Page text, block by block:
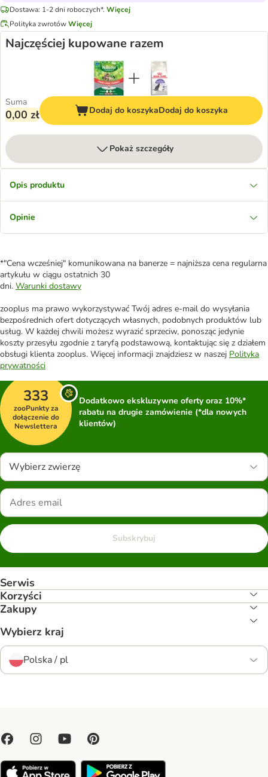
Dostawa: 1-2 dni roboczych*. Więcej
Polityka zwrotówWięcej
Najczęściej kupowane razem
Suma
0,00 zł Dodaj do koszykaDodaj do koszyka
Pokaż szczegóły
Opis produktu
Opinie
*"Cena wcześniej" komunikowana na banerze = najniższa cena regularna
artykułu w ciągu ostatnich 30
dni. Warunki dostawy
zooplus ma prawo wykorzystywać Twój adres e-mail do wysyłania
bezpośrednich ofert dotyczących własnych, podobnych produktów lub
usług. W każdej chwili możesz wyrazić sprzeciw, ponosząc jedynie
koszty przesyłu zgodnie z taryfą podstawową, kontaktując się z działem
obsługi klienta zooplus. Więcej informacji znajdziesz w naszej Polityka
prywatności
333
zooPunkty za
dołączenie do
Newslettera
Dodatkowo ekskluzywne oferty oraz 10%*
rabatu na drugie zamówienie (*dla nowych
klientów)
Wybierz zwierzę
Subskrybuj
Serwis
Korzyści
Zakupy
Wybierz kraj
Polska / pl